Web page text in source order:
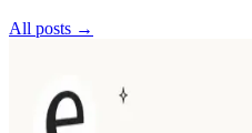
All posts →